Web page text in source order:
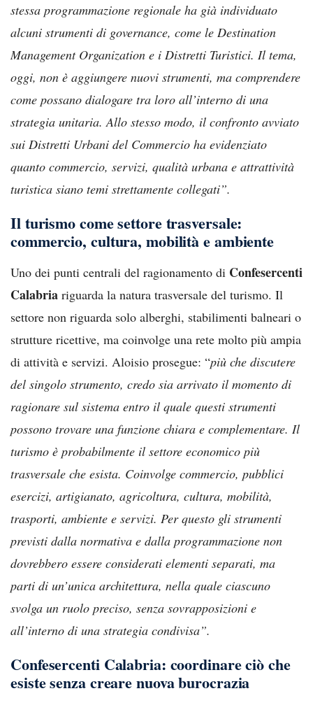
stessa programmazione regionale ha già individuato
alcuni strumenti di governance, come le Destination
Management Organization e i Distretti Turistici. Il tema,
oggi, non è aggiungere nuovi strumenti, ma comprendere
come possano dialogare tra loro all’interno di una
strategia unitaria. Allo stesso modo, il confronto avviato
sui Distretti Urbani del Commercio ha evidenziato
quanto commercio, servizi, qualità urbana e attrattività
turistica siano temi strettamente collegati”.
Il turismo come settore trasversale:
commercio, cultura, mobilità e ambiente
Uno dei punti centrali del ragionamento di Confesercenti
Calabria riguarda la natura trasversale del turismo. Il
settore non riguarda solo alberghi, stabilimenti balneari o
strutture ricettive, ma coinvolge una rete molto più ampia
di attività e servizi. Aloisio prosegue: “più che discutere
del singolo strumento, credo sia arrivato il momento di
ragionare sul sistema entro il quale questi strumenti
possono trovare una funzione chiara e complementare. Il
turismo è probabilmente il settore economico più
trasversale che esista. Coinvolge commercio, pubblici
esercizi, artigianato, agricoltura, cultura, mobilità,
trasporti, ambiente e servizi. Per questo gli strumenti
previsti dalla normativa e dalla programmazione non
dovrebbero essere considerati elementi separati, ma
parti di un’unica architettura, nella quale ciascuno
svolga un ruolo preciso, senza sovrapposizioni e
all’interno di una strategia condivisa”.
Confesercenti Calabria: coordinare ciò che
esiste senza creare nuova burocrazia